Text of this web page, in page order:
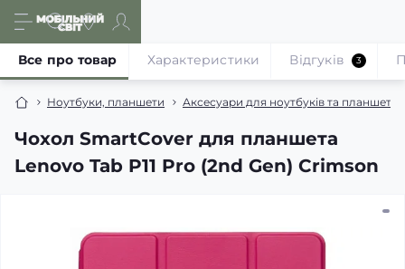
Ноутбуки, планшети Аксесуари для ноутбуків та планшетів
Чохол SmartCover для планшета
Lenovo Tab P11 Pro (2nd Gen) Crimson
Все про товар Характеристики Відгуків 3